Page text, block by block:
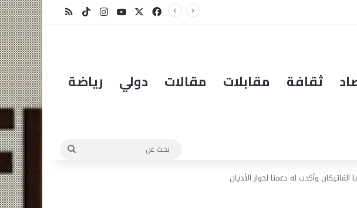
فيسبوكيوتيوبانستقرام
‫TikTokملخص الموقع RSS
ثقافة مقابلات مقالات دولي رياضة
بحث
وأكدت له دعمنا لحوار الأديان